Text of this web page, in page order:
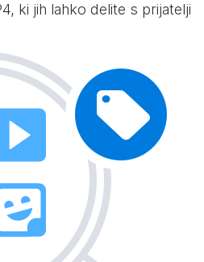
ki jih lahko delite s prijatelji